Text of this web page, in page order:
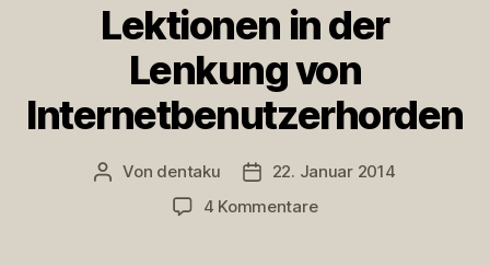
Lektionen in der
Lenkung von
Internetbenutzerhorden
Beitragsautor
Von dentaku Veröffentlichungsdatum
22. Januar 2014
4 Kommentarezu